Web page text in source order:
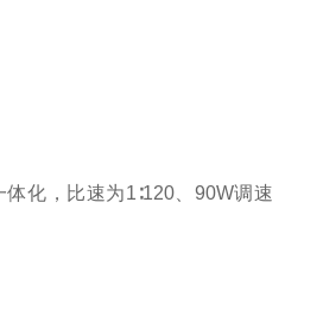
化，比速为1∶120、90W调速